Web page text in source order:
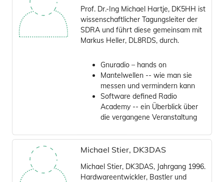
Prof. Dr.-Ing Michael Hartje, DK5HH ist
wissenschaftlicher Tagungsleiter der
SDRA und führt diese gemeinsam mit
Markus Heller, DL8RDS, durch.
Gnuradio – hands on
Mantelwellen -- wie man sie
messen und vermindern kann
Software defined Radio
Academy -- ein Überblick über
die vergangene Veranstaltung
Michael Stier, DK3DAS
Michael Stier, DK3DAS, Jahrgang 1996.
Hardwareentwickler, Bastler und